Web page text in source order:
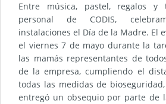
Entre música, pastel, regalos
personal de CODIS,
instalaciones el Día de la Madre. El
el viernes 7 de mayo durante la
las mamás representantes de
de la empresa, cumpliendo el
todas las medidas de
entregó un obsequio por parte de